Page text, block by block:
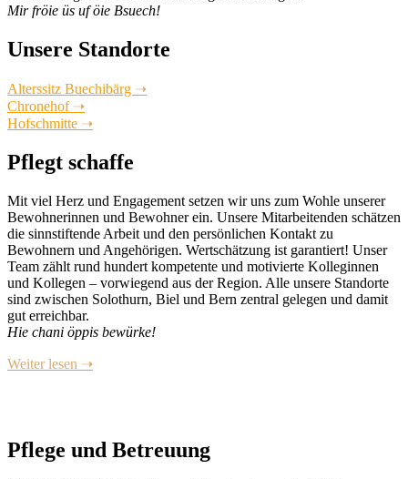
Mir fröie üs uf öie Bsuech!
Unsere Standorte
Alterssitz Buechibärg ➝
Chronehof ➝
Hofschmitte ➝
Pflegt schaffe
Mit viel Herz und Engagement setzen wir uns zum Wohle unserer
Bewohnerinnen und Bewohner ein. Unsere Mitarbeitenden schätzen
die sinnstiftende Arbeit und den persönlichen Kontakt zu
Bewohnern und Angehörigen. Wertschätzung ist garantiert! Unser
Team zählt rund hundert kompetente und motivierte Kolleginnen
und Kollegen – vorwiegend aus der Region. Alle unsere Standorte
sind zwischen Solothurn, Biel und Bern zentral gelegen und damit
gut erreichbar.
Hie chani öppis bewürke!
Weiter lesen ➝
Pflege und Betreuung